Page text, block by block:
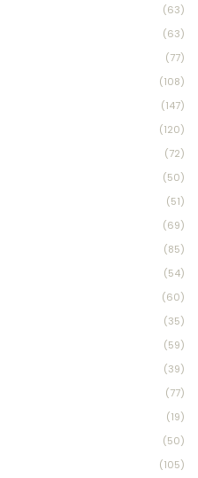
(63)
(63)
(77)
(108)
(147)
(120)
(72)
(50)
(51)
(69)
(85)
(54)
(60)
(35)
(59)
(39)
(77)
(19)
(50)
(105)